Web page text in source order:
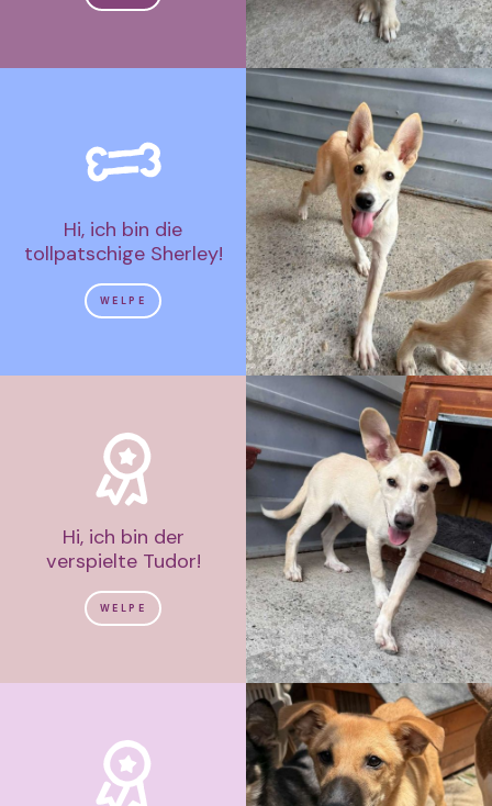
Hi, ich bin die
tollpatschige Sherley!
WELPE
Hi, ich bin der
verspielte Tudor!
WELPE